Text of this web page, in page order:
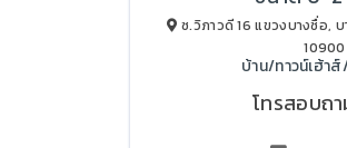
ซ.วิภาวดี 16 แขวงบางซื่อ,
10900
บ้าน/ทาวน์เฮ้า
โทรสอบถ